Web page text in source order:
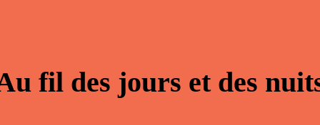
fil des jours et des